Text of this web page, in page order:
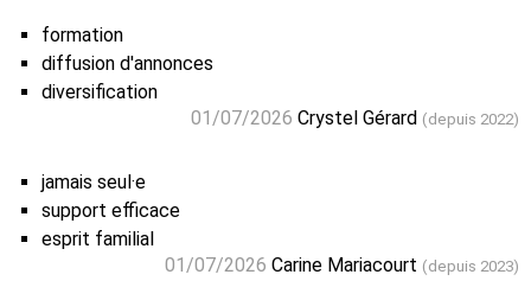
formation
diffusion d'annonces
diversification
01/07/2026 Crystel Gérard (depuis 2022)
jamais seul·e
support efficace
esprit familial
01/07/2026 Carine Mariacourt (depuis 2023)